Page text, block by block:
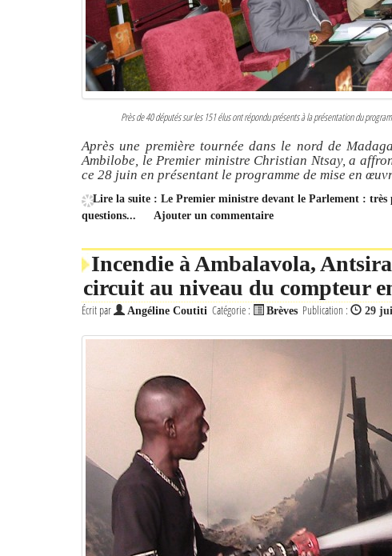
Près de 40 députés sur les 151 élus ont répondu présents à la présentation du
Après une première tournée dans le nord de
Ambilobe, le Premier ministre Christian Ntsay, a
ce 28 juin en présentant le programme de mise en
Lire la suite : Le Premier ministre devant le Parlement : très
questions...
Ajouter un commentaire
Incendie à Ambalavola,
circuit au niveau du compteur
Écrit par Angéline Coutiti Catégorie : Brèves Publication : 29